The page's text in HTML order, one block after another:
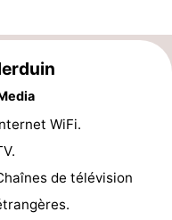
WiFi.
de télévision